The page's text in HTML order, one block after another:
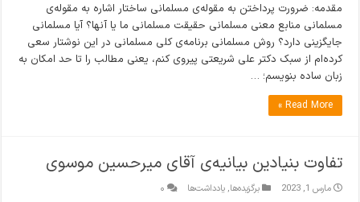
مقدمه: ضرورت پرداختن به مقوله‌ی مسلمانی ساختار اشاره به مقوله‌ی
مسلمانی منابع معنی مسلمانی حقیقت مسلمانی ما یا آنها؟ آیا مسلمانی
جایگزینی دارد؟ روش مسلمانی برنامه‌ی کلی مسلمانی در این نوشتار سعی
کرده‌ام از سبک دکتر علی شریعتی پیروی کنم، یعنی مطالب را تا حد امکان به
زبان ساده بنویسم؛ …
Read More »
تفاوت بنیادین بیانیه‌ی آقای میرحسین موسوی
مارس 1, 2023 برگزیده‌ها,یادداشت‌ها ۰